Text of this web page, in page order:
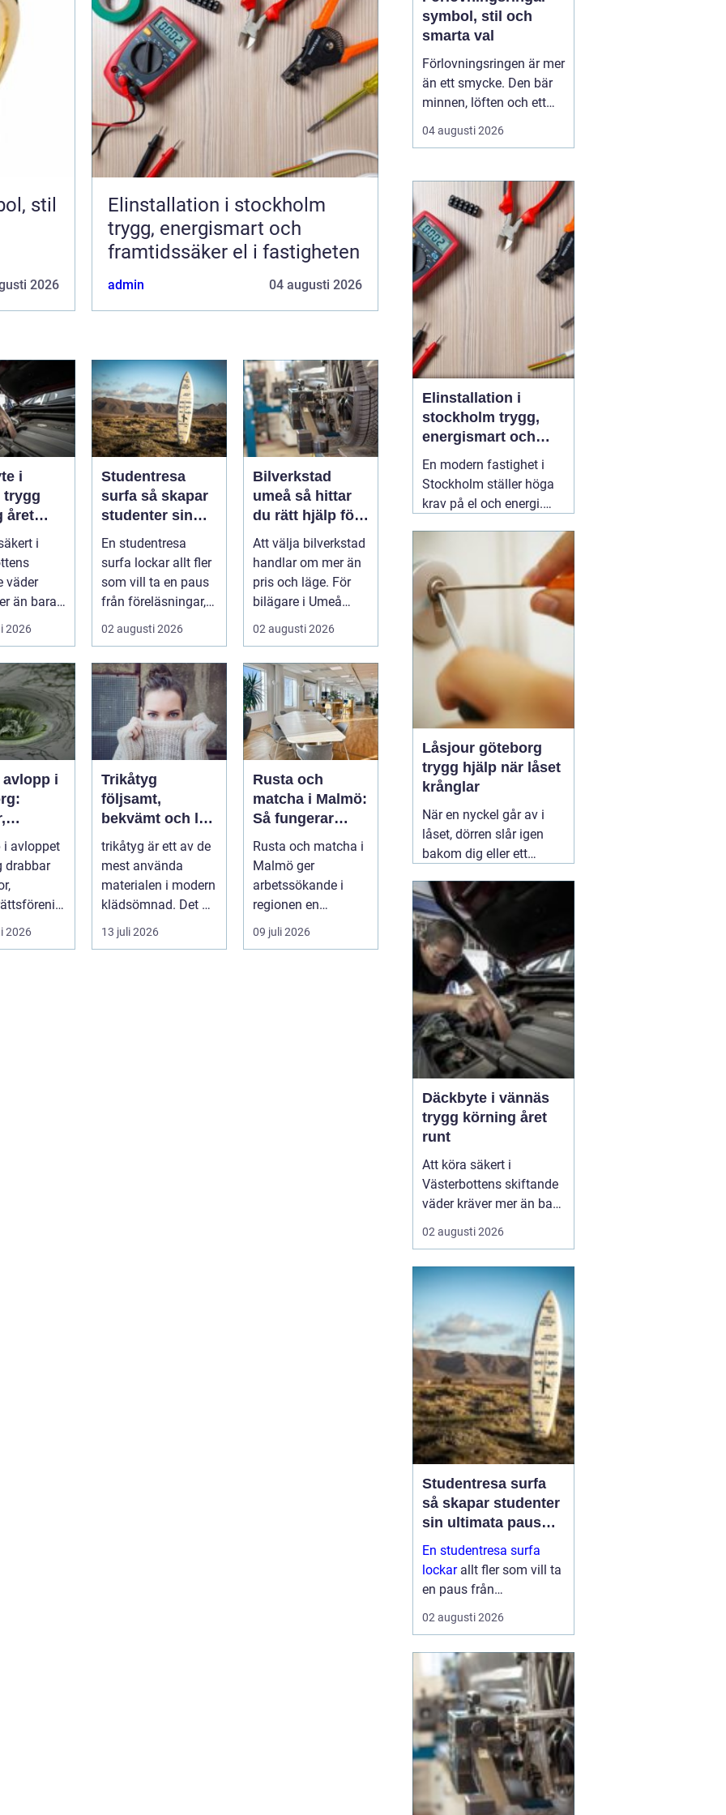
2026
Elinstallation i stockholm
trygg, energismart och
framtidssäker el i fastigheten
admin 04 augusti 2026
i
året
i
väder
än bara
och en
2026
Studentresa
surfa så skapar
studenter sin
ultimata paus
från plugget
En studentresa
surfa lockar allt fler
som vill ta en paus
från föreläsningar,
tentaplugg och
sena kv...
02 augusti 2026
Bilverkstad
umeå så hittar
du rätt hjälp för
din bil
Att välja bilverkstad
handlar om mer än
pris och läge. För
bilägare i Umeå
väger trygghet,
tillgängl...
02 augusti 2026
i
och
kan
i avloppet
drabbar
2026
Trikåtyg
följsamt,
bekvämt och lätt
att lyckas med
trikåtyg är ett av de
mest använda
materialen i modern
klädsömnad. Det är
mjukt, elastiskt och
formb...
13 juli 2026
Rusta och
matcha i Malmö:
Så fungerar
stödet för dig
som söker jobb
Rusta och matcha i
Malmö ger
arbetssökande i
regionen en
strukturerad och
personlig vä...
09 juli 2026
symbol, stil och
smarta val
Förlovningsringen är mer
än ett smycke. Den bär
minnen, löften och ett
vardagsliv tillsammans.
Samtidigt innebär valet
vilket material håller
bäst, hur skiljer sig olika
stilar åt och hur hittar
man rätt storlek utan
stress? Med...
04 augusti 2026
Elinstallation i
stockholm trygg,
energismart och
framtidssäker el i
fastigheten
En modern fastighet i
Stockholm ställer höga
krav på el och energi.
kylanläggningar,
ventilation, laddboxar
och solcellsbatterier ska
fungera tillsammans
säkert, effektivt och utan
onödigt krångel. En04
augusti 2026
Låsjour göteborg
trygg hjälp när låset
krånglar
När en nyckel går av i
låset, dörren slår igen
bakom dig eller ett
och karm, uppstår ofta
stress och osäkerhet. I
den stunden spelar
klockslaget ingen roll du
behöver hjälp direkt. En
03 augusti 2026
Däckbyte i vännäs
trygg körning året
runt
Att köra säkert i
Västerbottens skiftande
väder kräver mer än bara
ett körkort och en pålitlig
bil. Däckens skick och
roll för både
bromssträcka, kontroll
och komfort. I en ort
som Vännäs, där
vintrarna ofta är långa
och vägar...
02 augusti 2026
Studentresa surfa
så skapar studenter
sin ultimata paus
från plugget
En studentresa surfa
lockarallt fler som vill ta
en paus från
föreläsningar, tentaplugg
och sena kvällar i
både fysisk utmaning
och mental
återhämtning, samtidigt
som ...
02 augusti 2026